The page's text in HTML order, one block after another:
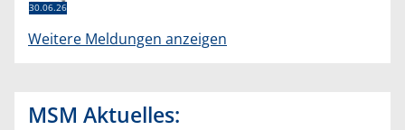
30.06.26
Weitere Meldungen anzeigen
MSM Aktuelles: